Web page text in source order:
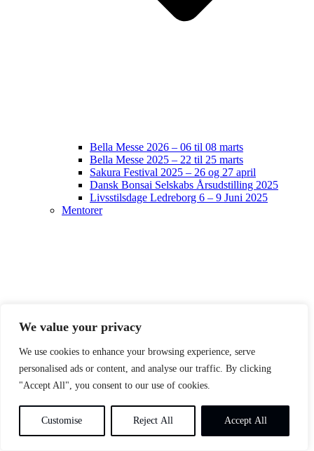
We value your privacy
We use cookies to enhance your browsing experience, serve
personalised ads or content, and analyse our traffic. By clicking
"Accept All", you consent to our use of cookies.
Customise Reject All Accept All
Bella Messe 2026 – 06 til 08 marts
Bella Messe 2025 – 22 til 25 marts
Sakura Festival 2025 – 26 og 27 april
Dansk Bonsai Selskabs Årsudstilling 2025
Livsstilsdage Ledreborg 6 – 9 Juni 2025
Mentorer